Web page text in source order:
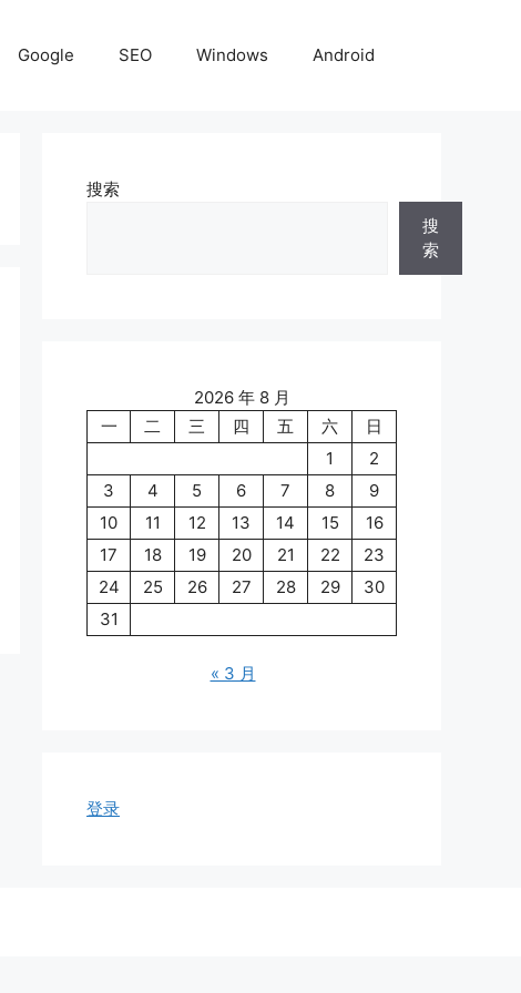
Google SEO Windows Android
搜索
搜
索
2026 年 8 月
一
二 三 四 五 六
日
1
2
3
4 5 6 7 8
9
10
11 12 13 14 15
16
17
18 19 20 21 22
23
24
25 26 27 28 29
30
31
« 3 月
登录